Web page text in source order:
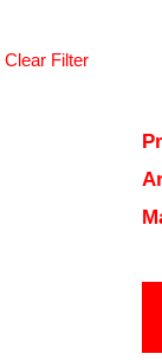
Clear Filter